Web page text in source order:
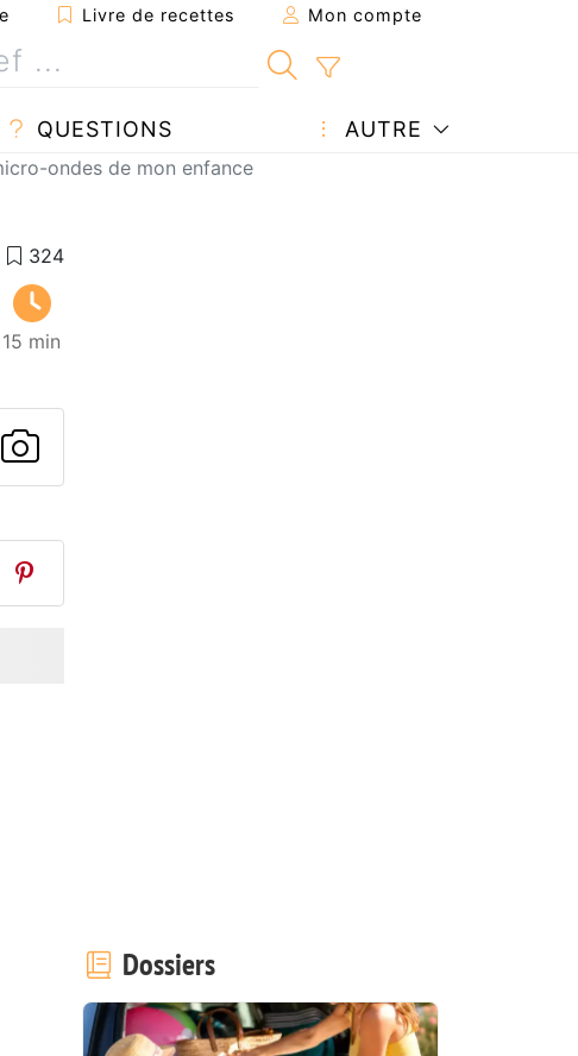
Livre de recettes Mon compte
QUESTIONS AUTRE
ondes de mon enfance
15 min
recette à un ami
cette page
une question à l'auteur
Publier votre photo de cette
Dossiers